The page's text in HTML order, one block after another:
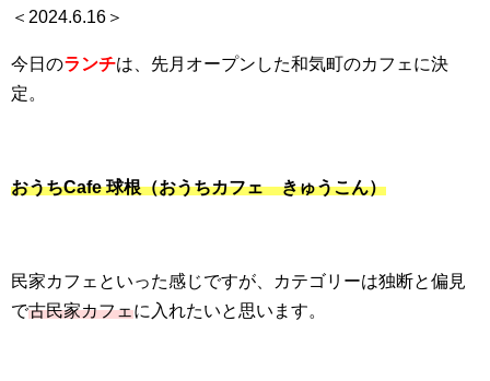
＜2024.6.16＞
今日のランチは、先月オープンした和気町のカフェに決
定。
おうちCafe 球根（おうちカフェ きゅうこん）
民家カフェといった感じですが、カテゴリーは独断と偏見
で古民家カフェに入れたいと思います。